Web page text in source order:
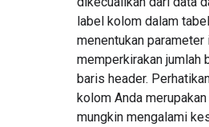
label kolom dalam
menentukan
memperkirakan jumlah
baris header.
kolom Anda
mungkin mengalami